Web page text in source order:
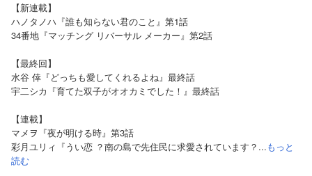
【新連載】
ハノタノハ『誰も知らない君のこと』第1話
34番地『マッチング リバーサル メーカー』第2話
【最終回】
水谷 倖『どっちも愛してくれるよね』最終話
宇二シカ『育てた双子がオオカミでした！』最終話
【連載】
マメヲ『夜が明ける時』第3話
彩月ユリィ『うい恋 ？南の島で先住民に求愛されています？...もっと
読む